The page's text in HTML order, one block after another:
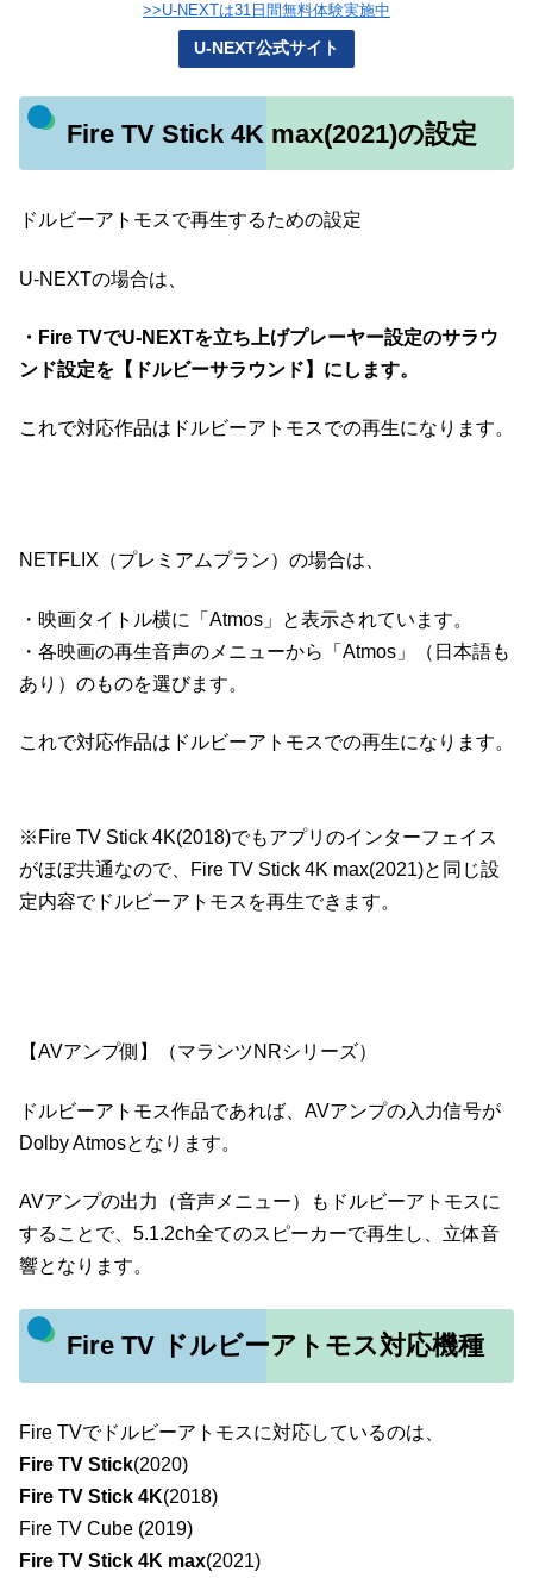
>>U-NEXTは31日間無料体験実施中
U-NEXT公式サイト
Fire TV Stick 4K max(2021)の設定
ドルビーアトモスで再生するための設定
U-NEXTの場合は、
・Fire TVでU-NEXTを立ち上げプレーヤー設定のサラウ
ンド設定を【ドルビーサラウンド】にします。
これで対応作品はドルビーアトモスでの再生になります。
NETFLIX（プレミアムプラン）の場合は、
・映画タイトル横に「Atmos」と表示されています。
・各映画の再生音声のメニューから「Atmos」（日本語も
あり）のものを選びます。
これで対応作品はドルビーアトモスでの再生になります。
※Fire TV Stick 4K(2018)でもアプリのインターフェイス
がほぼ共通なので、Fire TV Stick 4K max(2021)と同じ設
定内容でドルビーアトモスを再生できます。
【AVアンプ側】（マランツNRシリーズ）
ドルビーアトモス作品であれば、AVアンプの入力信号が
Dolby Atmosとなります。
AVアンプの出力（音声メニュー）もドルビーアトモスに
することで、5.1.2ch全てのスピーカーで再生し、立体音
響となります。
Fire TV ドルビーアトモス対応機種
Fire TVでドルビーアトモスに対応しているのは、
Fire TV Stick(2020)
Fire TV Stick 4K(2018)
Fire TV Cube (2019)
Fire TV Stick 4K max(2021)